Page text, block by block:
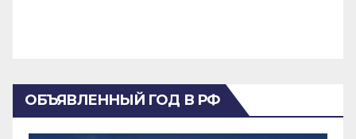
ОБЪЯВЛЕННЫЙ ГОД В РФ